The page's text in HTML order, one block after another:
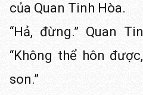
của Quan Tinh Hòa.
“Hả, đừng.” Quan
“Không thể hôn
son.”